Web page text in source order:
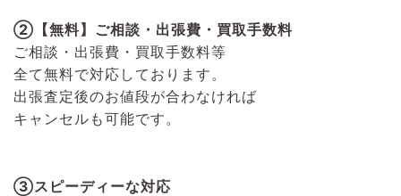
②【無料】ご相談・出張費・買取手数料
ご相談・出張費・買取手数料等
全て無料で対応しております。
出張査定後のお値段が合わなければ
キャンセルも可能です。
③スピーディーな対応